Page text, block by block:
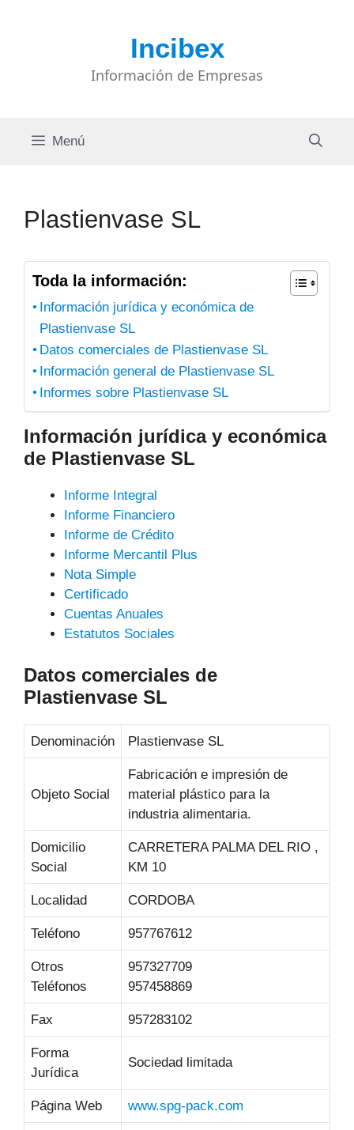
Incibex
Información de Empresas
Menú
Plastienvase SL
Toda la información:
Información jurídica y económica de
Plastienvase SL
Datos comerciales de Plastienvase SL
Información general de Plastienvase SL
Informes sobre Plastienvase SL
Información jurídica y económica
de Plastienvase SL
Informe Integral
Informe Financiero
Informe de Crédito
Informe Mercantil Plus
Nota Simple
Certificado
Cuentas Anuales
Estatutos Sociales
Datos comerciales de
Plastienvase SL
Denominación Plastienvase SL
Objeto Social
Fabricación e impresión de
material plástico para la
industria alimentaria.
Domicilio
Social
CARRETERA PALMA DEL RIO ,
KM 10
Localidad CORDOBA
Teléfono 957767612
Otros
Teléfonos
957327709
957458869
Fax 957283102
Forma
Jurídica
Sociedad limitada
Página Web www.spg-pack.com